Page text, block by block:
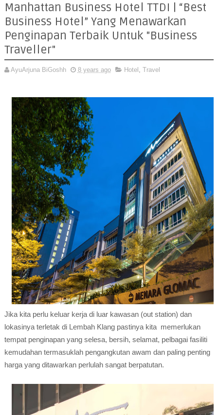
Manhattan Business Hotel TTDI | “Best
Business Hotel” Yang Menawarkan
Penginapan Terbaik Untuk "Business
Traveller"
AyuArjuna BiGoshh 8 years ago Hotel , Travel
Jika kita perlu keluar kerja di luar kawasan (out station) dan
lokasinya terletak di Lembah Klang pastinya kita memerlukan
tempat penginapan yang selesa, bersih, selamat, pelbagai fasiliti
kemudahan termasuklah pengangkutan awam dan paling penting
harga yang ditawarkan perlulah sangat berpatutan.